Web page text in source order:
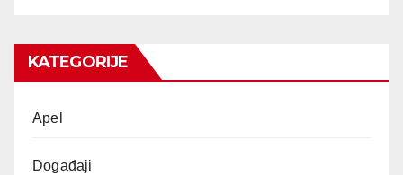
KATEGORIJE
Apel
Događaji